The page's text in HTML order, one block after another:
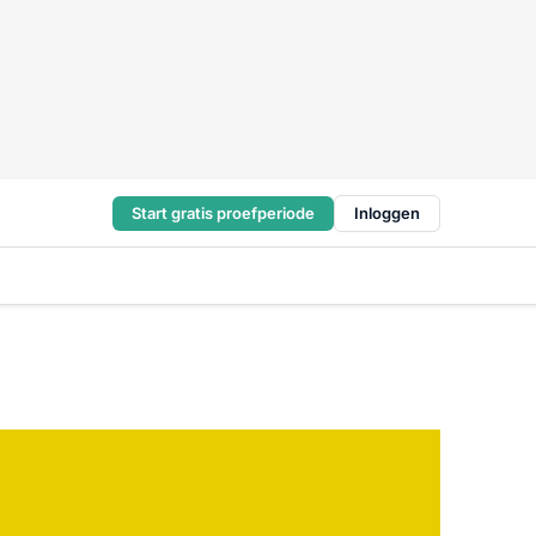
Start gratis proefperiode Inloggen